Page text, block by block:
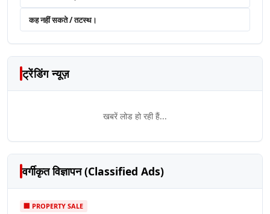
कह नहीं सकते / तटस्थ।
ट्रेंडिंग न्यूज़
खबरें लोड हो रही हैं...
वर्गीकृत विज्ञापन (Classified Ads)
🏢 PROPERTY SALE